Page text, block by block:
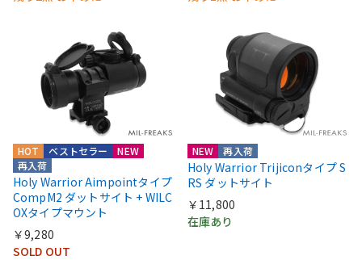
HOT
NEW
再入荷
ベストセラー
Holy Warrior Aimpointタイプ
CompM2 ダットサイト + WILC
OXタイプマウント
￥9,280
SOLD OUT
NEW 再入荷
Holy Warrior Trijiconタイプ S
RS ダットサイト
￥11,800
在庫あり